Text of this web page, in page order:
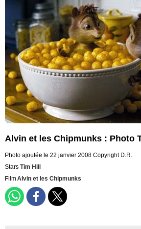
Alvin et les Chipmunks : Photo
Photo ajoutée le 22 janvier 2008 Copyright D.R.
Stars Tim Hill
FilmAlvin et les Chipmunks